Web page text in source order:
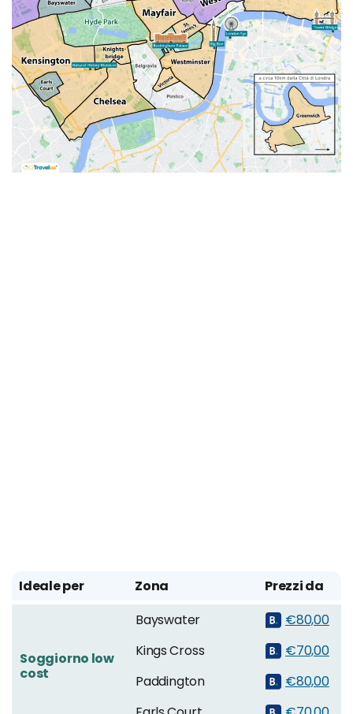
Ideale per Zona Prezzi da
Soggiorno low
cost
Bayswater
€80,00
Kings Cross
€70,00
Paddington
€80,00